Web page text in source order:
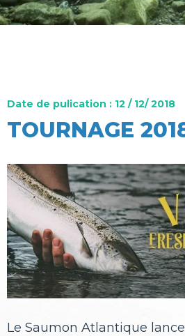
Date de pulication : 12 / 12/ 2018
TOURNAGE
Le Saumon Atlantique